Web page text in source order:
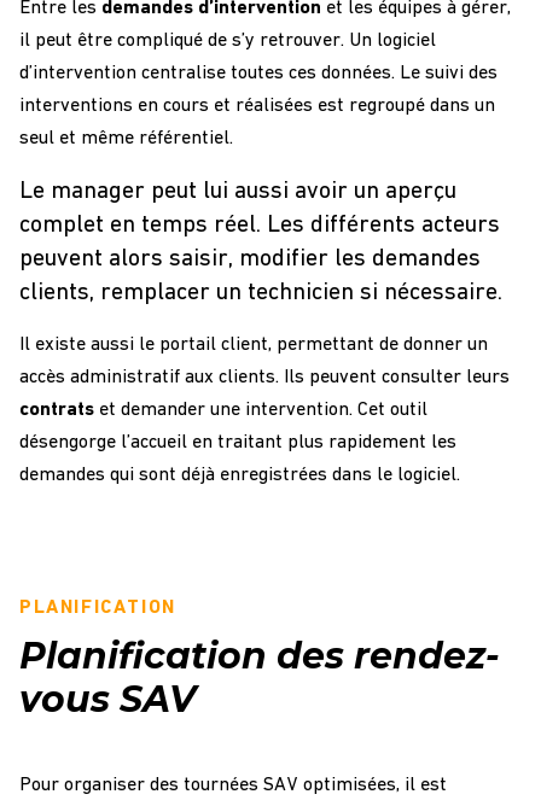
Entre les demandes d’intervention et les équipes à gérer,
il peut être compliqué de s’y retrouver. Un logiciel
d’intervention centralise toutes ces données. Le suivi des
interventions en cours et réalisées est regroupé dans un
seul et même référentiel.
Le manager peut lui aussi avoir un aperçu
complet en temps réel. Les différents acteurs
peuvent alors saisir, modifier les demandes
clients, remplacer un technicien si nécessaire.
Il existe aussi le portail client, permettant de donner un
accès administratif aux clients. Ils peuvent consulter leurs
contrats et demander une intervention. Cet outil
désengorge l’accueil en traitant plus rapidement les
demandes qui sont déjà enregistrées dans le logiciel.
PLANIFICATION
Planification des rendez-
vous SAV
Pour organiser des tournées SAV optimisées, il est